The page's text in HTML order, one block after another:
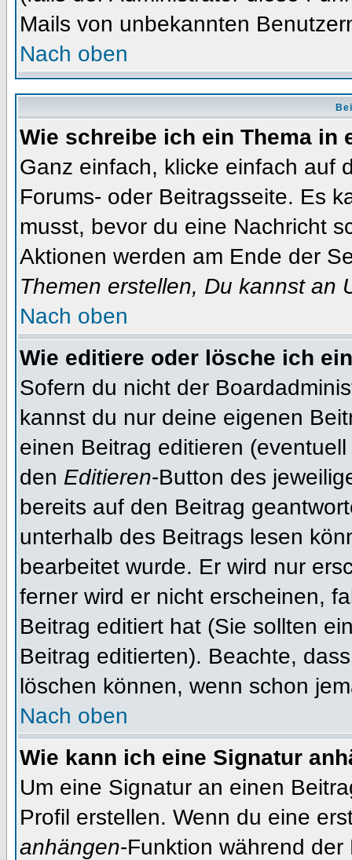
Mails von unbekannten
Nach oben
Wie schreibe ich ein Thema in
Ganz einfach, klicke einfach auf
Forums- oder Beitragsseite. Es
musst, bevor du eine Nachricht
Aktionen werden am Ende der
Themen erstellen, Du kannst an
Nach oben
Wie editiere oder lösche ich
Sofern du nicht der
kannst du nur deine eigenen
einen Beitrag editieren
den Editieren-Button des
bereits auf den Beitrag
unterhalb des Beitrags lesen
bearbeitet wurde. Er wird nur
ferner wird er nicht erscheinen,
Beitrag editiert hat (Sie sollten
Beitrag editierten). Beachte,
löschen können, wenn schon
Nach oben
Wie kann ich eine Signatur
Um eine Signatur an einen
Profil erstellen. Wenn du eine
anhängen-Funktion während